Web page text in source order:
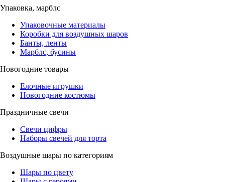
Упаковка, марблс
Упаковочные материалы
Коробки для воздушных шаров
Банты, ленты
Марблс, бусины
Новогодние товары
Елочные игрушки
Новогодние костюмы
Праздничные свечи
Свечи цифры
Наборы свечей для торта
Воздушные шары по категориям
Шары по цвету